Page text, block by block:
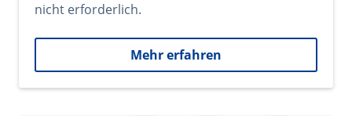
nicht erforderlich.
Mehr erfahren